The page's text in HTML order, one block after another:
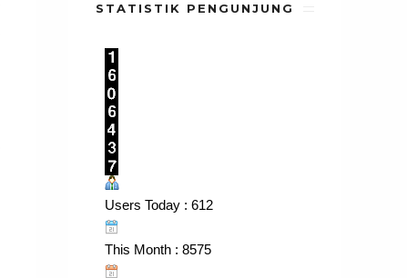
STATISTIK PENGUNJUNG
Users Today : 612
This Month : 8575